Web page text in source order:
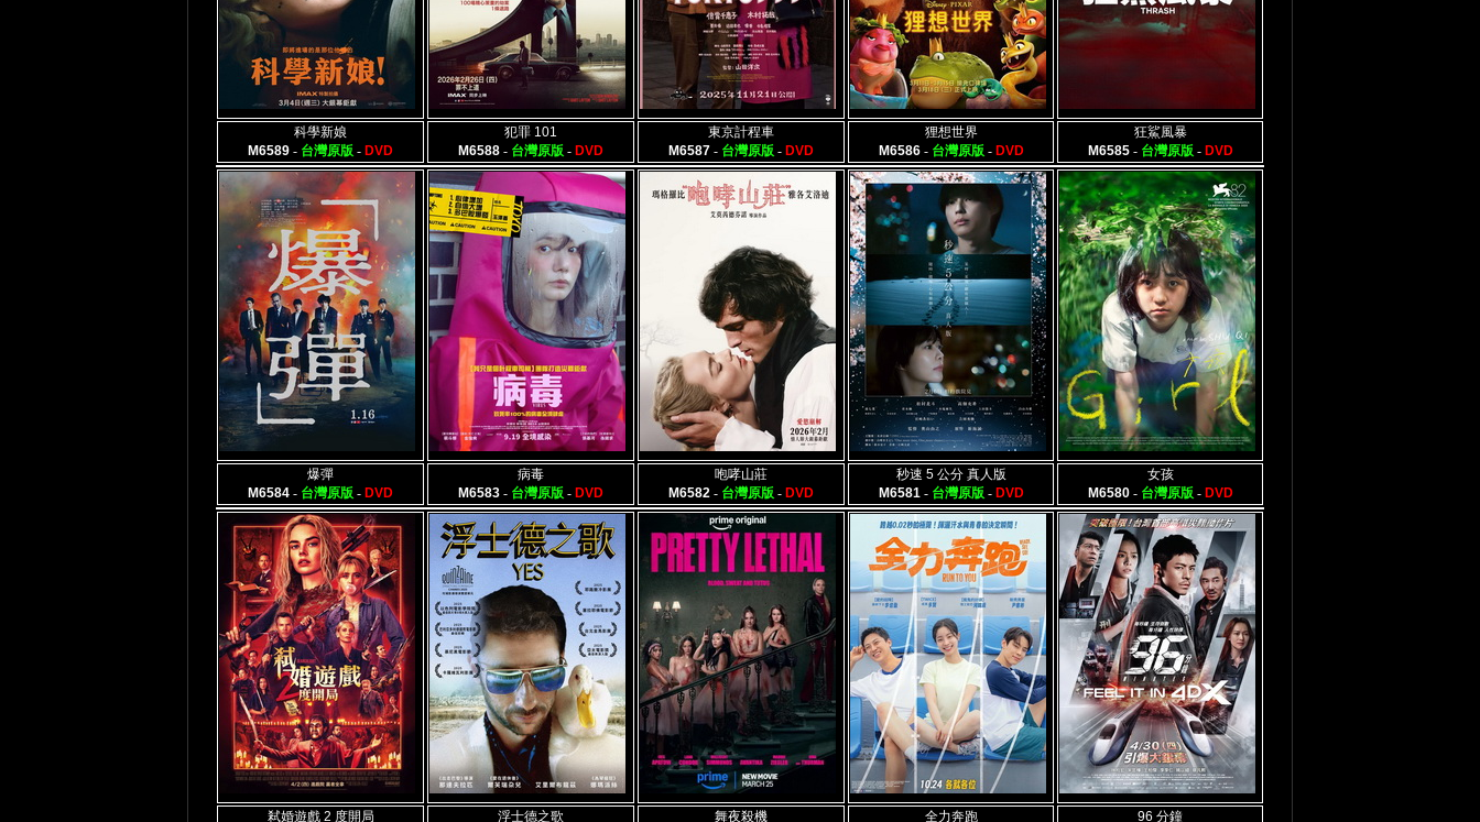
科學新娘
M6589 - 台灣原版 - DVD
犯罪 101
M6588 - 台灣原版 - DVD
東京計程車
M6587 - 台灣原版 - DVD
狸想世界
M6586- 台灣原版- DVD
狂鯊風暴
M6585- 台灣原版- DVD
爆彈
M6584 - 台灣原版 - DVD
病毒
M6583 - 台灣原版 - DVD
咆哮山莊
M6582 - 台灣原版 - DVD
秒速 5 公分 真人版
M6581- 台灣原版- DVD
女孩
M6580- 台灣原版- DVD
弒婚遊戲 2 度開局
浮士德之歌
舞夜殺機
全力奔跑
96 分鐘